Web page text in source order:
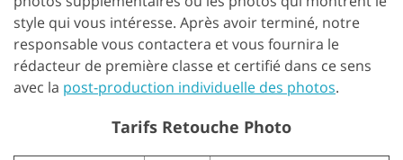
style qui vous intéresse. Après avoir terminé, notre
responsable vous contactera et vous fournira le
rédacteur de première classe et certifié dans ce sens
avec la post-production individuelle des photos.
Tarifs Retouche Photo